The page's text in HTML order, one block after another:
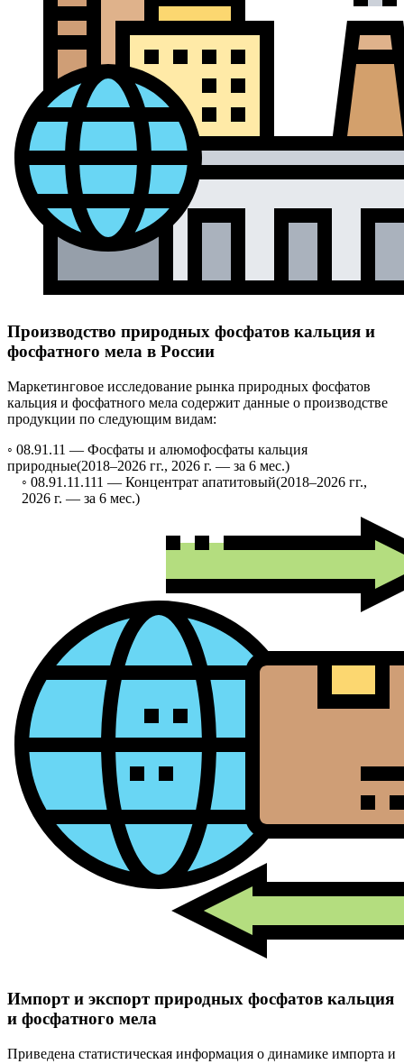
Производство природных фосфатов кальция и
фосфатного мела в России
Маркетинговое исследование рынка природных фосфатов
кальция и фосфатного мела содержит данные о производстве
продукции по следующим видам:
◦ 08.91.11 — Фосфаты и алюмофосфаты кальция
природные(2018–2026 гг., 2026 г. — за 6 мес.)
◦ 08.91.11.111 — Концентрат апатитовый(2018–2026 гг.,
2026 г. — за 6 мес.)
Импорт и экспорт природных фосфатов кальция
и фосфатного мела
Приведена статистическая информация о динамике импорта и